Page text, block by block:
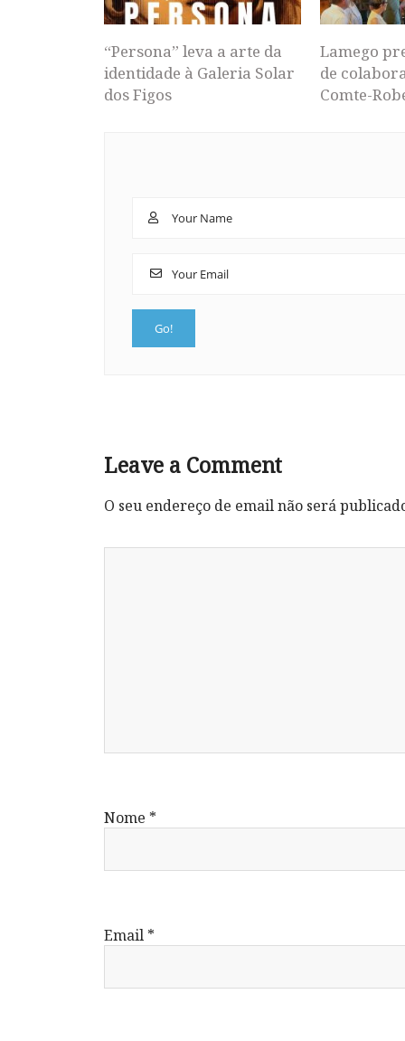
“Persona” leva a arte da
identidade à Galeria Solar
dos Figos
Lamego
de
Comte-
Leave a Comment
O seu endereço de email não será
Nome *
Email *